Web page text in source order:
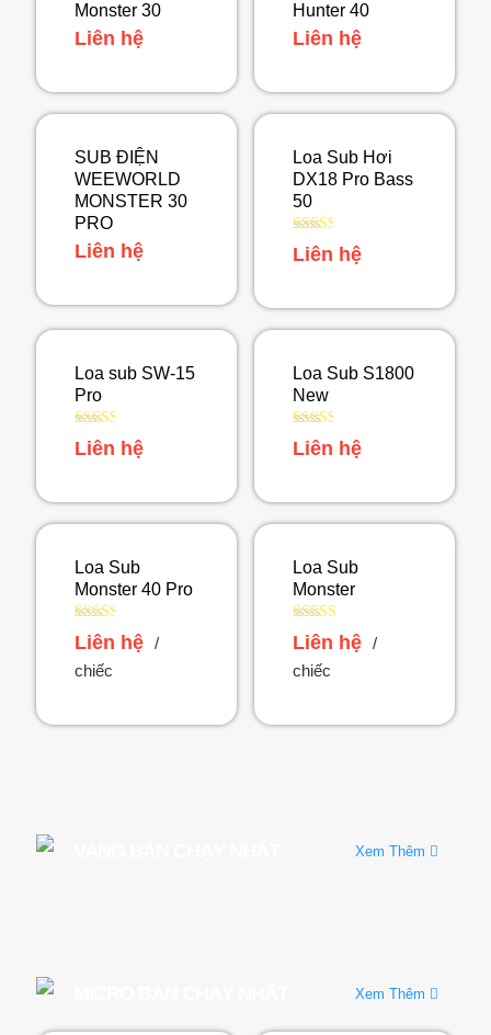
Monster 30
Liên hệ
Hunter 40
Liên hệ
SUB ĐIỆN
WEEWORLD
MONSTER 30
PRO
Liên hệ
Loa Sub Hơi
DX18 Pro Bass
50
Được
xếp
5 sao
Liên hệ
Loa sub SW-15
Pro
Được
xếp
5 sao
Liên hệ
Loa Sub S1800
New
Được
xếp
5 sao
Liên hệ
Loa Sub
Monster 40 Pro
Được
xếp
hạng
2.44
Liên hệ /
chiếc
Loa Sub
Monster
Được
xếp
hạng
2.58
Liên hệ
/
chiếc
Xem Thêm
Xem Thêm